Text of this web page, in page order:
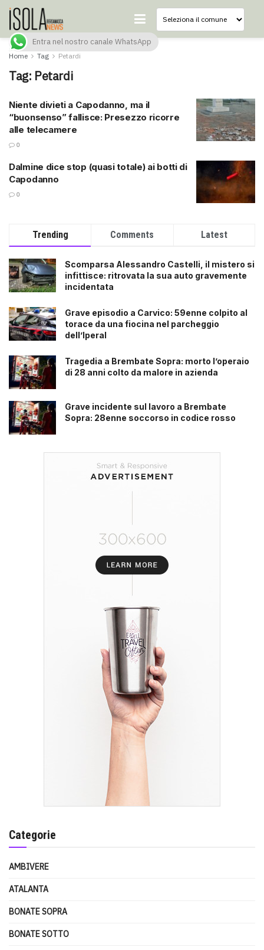
Home Tag Petardi
Tag: Petardi
Niente divieti a Capodanno, ma il
“buonsenso” fallisce: Presezzo ricorre
alle telecamere
0
Dalmine dice stop (quasi totale) ai botti di
Capodanno
0
Trending Comments Latest
Scomparsa Alessandro Castelli, il mistero si
infittisce: ritrovata la sua auto gravemente
incidentata
Grave episodio a Carvico: 59enne colpito al
torace da una fiocina nel parcheggio
dell’Iperal
Tragedia a Brembate Sopra: morto l’operaio
di 28 anni colto da malore in azienda
Grave incidente sul lavoro a Brembate
Sopra: 28enne soccorso in codice rosso
Categorie
AMBIVERE
ATALANTA
BONATE SOPRA
BONATE SOTTO
Entra nel nostro canale WhatsApp